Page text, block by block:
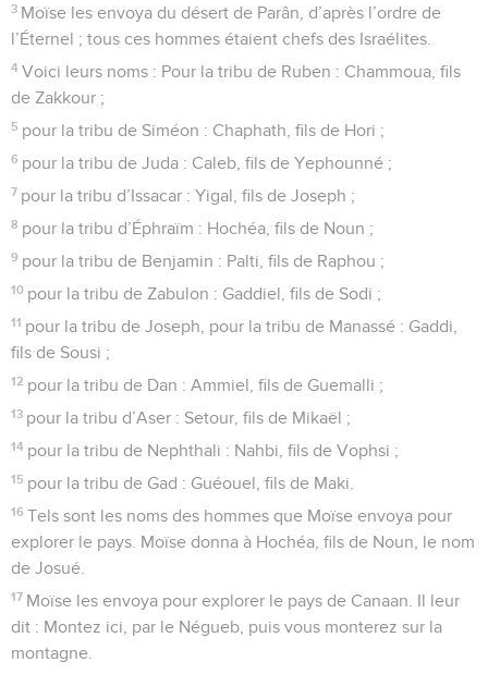
3 Moïse les envoya du désert de Parân, d’après l’ordre de
l’Éternel ; tous ces hommes étaient chefs des Israélites.
4 Voici leurs noms : Pour la tribu de Ruben : Chammoua, fils
de Zakkour ;
5 pour la tribu de Siméon : Chaphath, fils de Hori ;
6 pour la tribu de Juda : Caleb, fils de Yephounné ;
7 pour la tribu d’Issacar : Yigal, fils de Joseph ;
8 pour la tribu d’Éphraïm : Hochéa, fils de Noun ;
9 pour la tribu de Benjamin : Palti, fils de Raphou ;
10 pour la tribu de Zabulon : Gaddiel, fils de Sodi ;
11 pour la tribu de Joseph, pour la tribu de Manassé : Gaddi,
fils de Sousi ;
12 pour la tribu de Dan : Ammiel, fils de Guemalli ;
13 pour la tribu d’Aser : Setour, fils de Mikaël ;
14 pour la tribu de Nephthali : Nahbi, fils de Vophsi ;
15 pour la tribu de Gad : Guéouel, fils de Maki.
16 Tels sont les noms des hommes que Moïse envoya pour
explorer le pays. Moïse donna à Hochéa, fils de Noun, le nom
de Josué.
17 Moïse les envoya pour explorer le pays de Canaan. Il leur
dit : Montez ici, par le Négueb, puis vous monterez sur la
montagne.